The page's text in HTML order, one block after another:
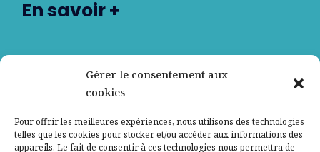
Gérer le consentement aux
cookies
Pour offrir les meilleures expériences, nous utilisons des technologies
telles que les cookies pour stocker et/ou accéder aux informations des
appareils. Le fait de consentir à ces technologies nous permettra de
En savoir +
Nos partenaires
Contactez-nous